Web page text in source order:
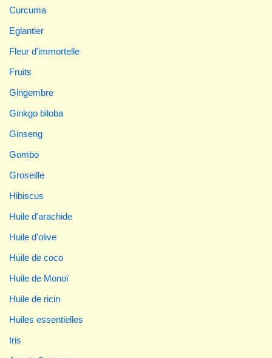
Curcuma
Eglantier
Fleur d'immortelle
Fruits
Gingembre
Ginkgo biloba
Ginseng
Gombo
Groseille
Hibiscus
Huile d'arachide
Huile d'olive
Huile de coco
Huile de Monoï
Huile de ricin
Huiles essentielles
Iris